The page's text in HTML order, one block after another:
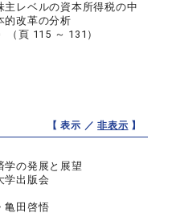
主レベルの資本所得税の中
的改革の分析
頁 115 ～ 131）
【 表示 ／非表示 】
学の発展と展望
学出版会
亀田啓悟